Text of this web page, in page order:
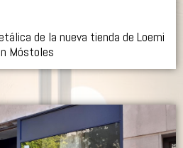
de la nueva tienda de Loemi
Móstoles